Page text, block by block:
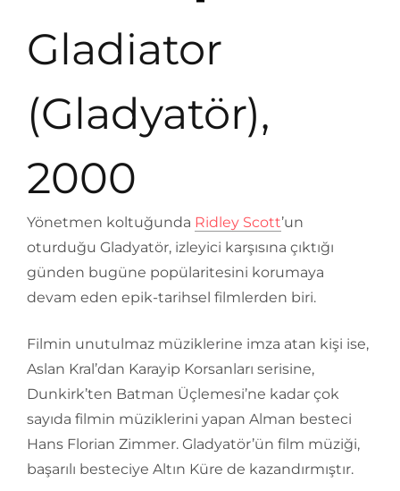
Gladiator
(Gladyatör),
2000
Yönetmen koltuğunda Ridley Scott’un
oturduğu Gladyatör, izleyici karşısına çıktığı
günden bugüne popülaritesini korumaya
devam eden epik-tarihsel filmlerden biri.
Filmin unutulmaz müziklerine imza atan kişi ise,
Aslan Kral’dan Karayip Korsanları serisine,
Dunkirk’ten Batman Üçlemesi’ne kadar çok
sayıda filmin müziklerini yapan Alman besteci
Hans Florian Zimmer. Gladyatör’ün film müziği,
başarılı besteciye Altın Küre de kazandırmıştır.